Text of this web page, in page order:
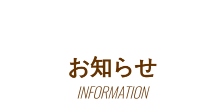
お知らせ
INFORMATION